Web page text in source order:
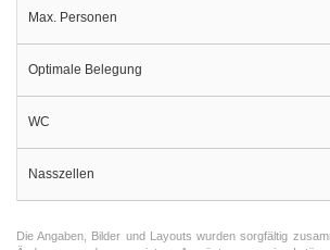
Max. Personen
Optimale Belegung
WC
Nasszellen
Die Angaben, Bilder und Layouts wurden sorgfältig